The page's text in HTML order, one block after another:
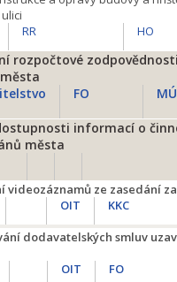
RR HO
rozpočtové
FO MÚ
informací o
města
videozáznamů ze zasedání
OIT
KKC
dodavatelských smluv
OIT
FO